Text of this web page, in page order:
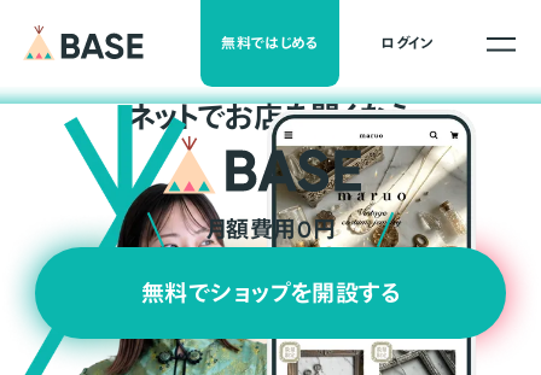
無料ではじめる ログイン
ネットでお店を開くなら
月額費用0円
無料でショップを開設する